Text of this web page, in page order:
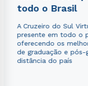
todo o Brasil
A Cruzeiro do Sul
presente em todo o
oferecendo os
de graduação e pós-
distância do país